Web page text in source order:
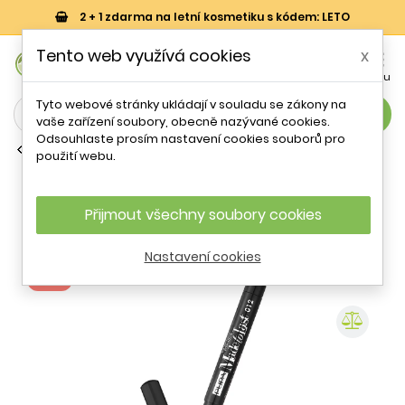
2 + 1 zdarma na letní kosmetiku s kódem: LETO

Menu
search
Oční stíny v tužce
To Last (Waterproof Eyeshadow)
PUPA Milano / Odstín: 008 Pool Blue -
1,4 g
Tento web využívá cookies x
Tyto webové stránky ukládají v souladu se zákony na
vaše zařízení soubory, obecně nazývané cookies.
Odsouhlaste prosím nastavení cookies souborů pro
použití webu.
Přijmout všechny soubory cookies
Nastavení cookies